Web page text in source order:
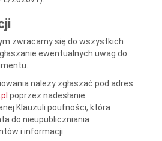
zwracamy się do wszystkich
ewentualnych uwag do
należy zgłaszać pod adres
poprzez nadesłanie
Klauzuli poufności, która
do nieupubliczniania
i informacji.